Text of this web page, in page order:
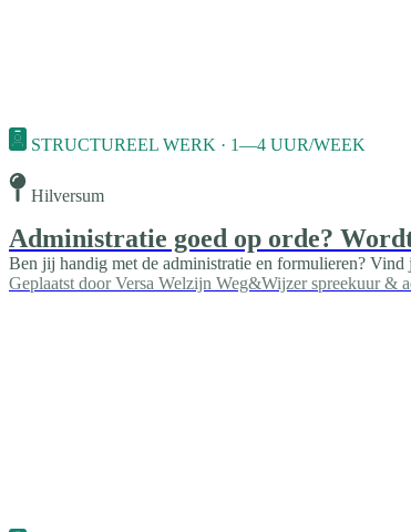
STRUCTUREEL WERK · 1—4 UUR/WEEK
Hilversum
Administratie goed op orde?
Ben jij handig met de administratie en formulieren?
Geplaatst door Versa Welzijn Weg&Wijzer spreekuur &